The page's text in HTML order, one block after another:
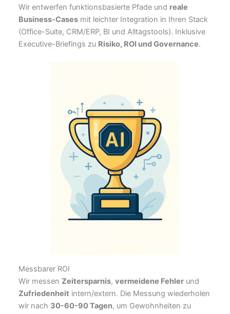
Wir entwerfen funktionsbasierte Pfade und reale
Business-Cases mit leichter Integration in Ihren Stack
(Office-Suite, CRM/ERP, BI und Alltagstools). Inklusive
Executive-Briefings zu Risiko, ROI und Governance.
Messbarer ROI
Wir messen Zeitersparnis, vermeidene Fehler und
Zufriedenheit intern/extern. Die Messung wiederholen
wir nach 30-60-90 Tagen, um Gewohnheiten zu